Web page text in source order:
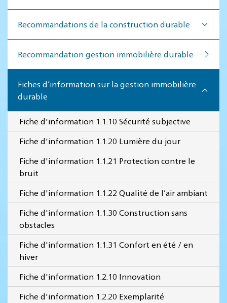
Recommandations de la construction durable
Recommandation ges­tion im­mo­bi­lière du­rable
Fiches d’information sur la gestion immobilière
durable
Fiche d'information 1.1.10 Sécurité subjective
Fiche d'information 1.1.20 Lumière du jour
Fiche d'information 1.1.21 Protection contre le
bruit
Fiche d'information 1.1.22 Qualité de l’air ambiant
Fiche d'information 1.1.30 Construction sans
obstacles
Fiche d'information 1.1.31 Confort en été / en
hiver
Fiche d'information 1.2.10 Innovation
Fiche d'information 1.2.20 Exemplarité